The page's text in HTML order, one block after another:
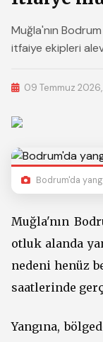
Muğla'nın
itfaiye ekipleri
09 Temmuz
Bodrum'da
Muğla'nın
otluk alanda
nedeni henüz
saatlerinde
Yangına,